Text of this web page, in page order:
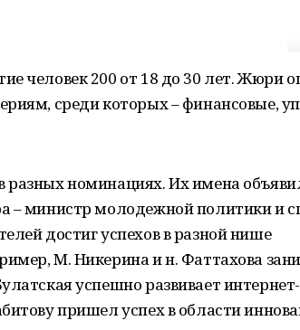
человек 200 от 18 до 30 лет. Жюри
среди которых – финансовые,
разных номинациях. Их имена
– министр молодежной политики и
достиг успехов в разной нише
М. Никерина и н. Фаттахова
успешно развивает интернет-
пришел успех в области